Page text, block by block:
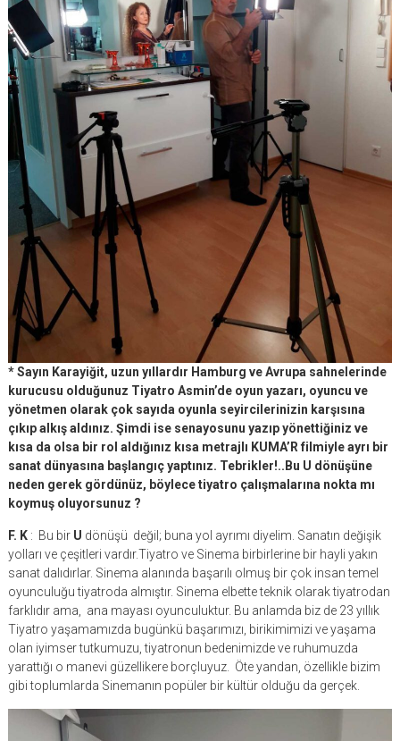
* Sayın Karayiğit, uzun yıllardır Hamburg ve Avrupa sahnelerinde
kurucusu olduğunuz Tiyatro Asmin’de oyun yazarı, oyuncu ve
yönetmen olarak çok sayıda oyunla seyircilerinizin karşısına
çıkıp alkış aldınız. Şimdi ise senayosunu yazıp yönettiğiniz ve
kısa da olsa bir rol aldığınız kısa metrajlı KUMA’R filmiyle ayrı bir
sanat dünyasına başlangıç yaptınız. Tebrikler!..Bu U dönüşüne
neden gerek gördünüz, böylece tiyatro çalışmalarına nokta mı
koymuş oluyorsunuz ?
F. K: Bu bir U dönüşü değil; buna yol ayrımı diyelim. Sanatın değişik
yolları ve çeşitleri vardır.Tiyatro ve Sinema birbirlerine bir hayli yakın
sanat dalıdırlar. Sinema alanında başarılı olmuş bir çok insan temel
oyunculuğu tiyatroda almıştır. Sinema elbette teknik olarak tiyatrodan
farklıdır ama, ana mayası oyunculuktur. Bu anlamda biz de 23 yıllık
Tiyatro yaşamamızda bugünkü başarımızı, birikimimizi ve yaşama
olan iyimser tutkumuzu, tiyatronun bedenimizde ve ruhumuzda
yarattığı o manevi güzellikere borçluyuz. Öte yandan, özellikle bizim
gibi toplumlarda Sinemanın popüler bir kültür olduğu da gerçek.